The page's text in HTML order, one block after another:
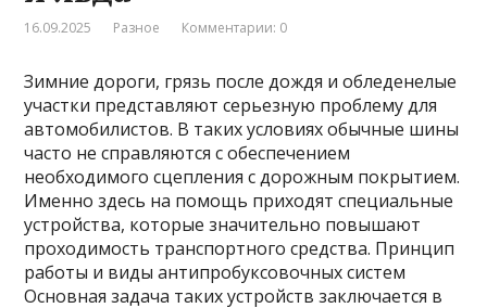
16.09.2025 Разное Комментарии: 0
Зимние дороги, грязь после дождя и обледенелые
участки представляют серьезную проблему для
автомобилистов. В таких условиях обычные шины
часто не справляются с обеспечением
необходимого сцепления с дорожным покрытием.
Именно здесь на помощь приходят специальные
устройства, которые значительно повышают
проходимость транспортного средства. Принцип
работы и виды антипробуксовочных систем
Основная задача таких устройств заключается в